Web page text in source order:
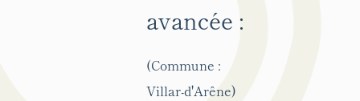
avancée :
(Commune :
Villar-d'Arêne)